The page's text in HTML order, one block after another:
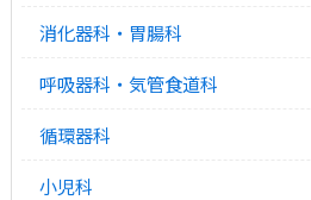
消化器科・胃腸科
呼吸器科・気管食道科
循環器科
小児科